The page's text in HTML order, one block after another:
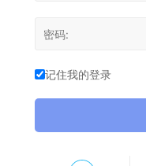
记住我的登录